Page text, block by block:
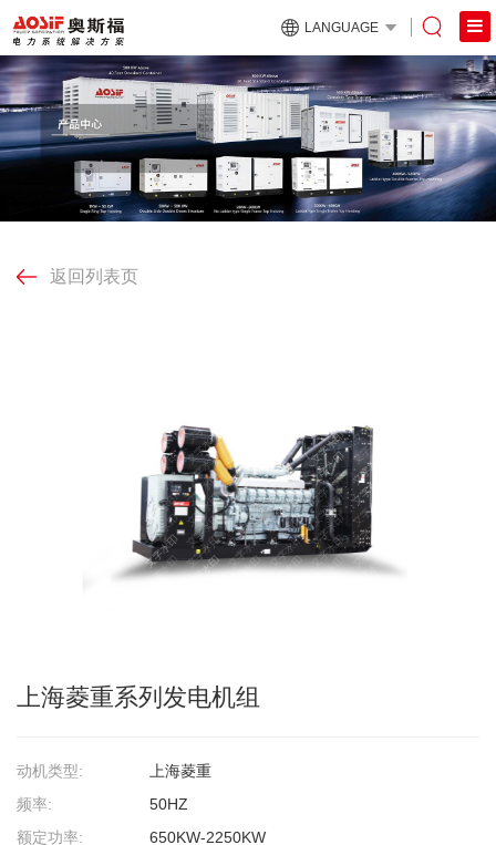
LANGUAGE
返回列表页
上海菱重系列发电机组
动机类型:
上海菱重
频率:
50HZ
额定功率:
650KW-2250KW